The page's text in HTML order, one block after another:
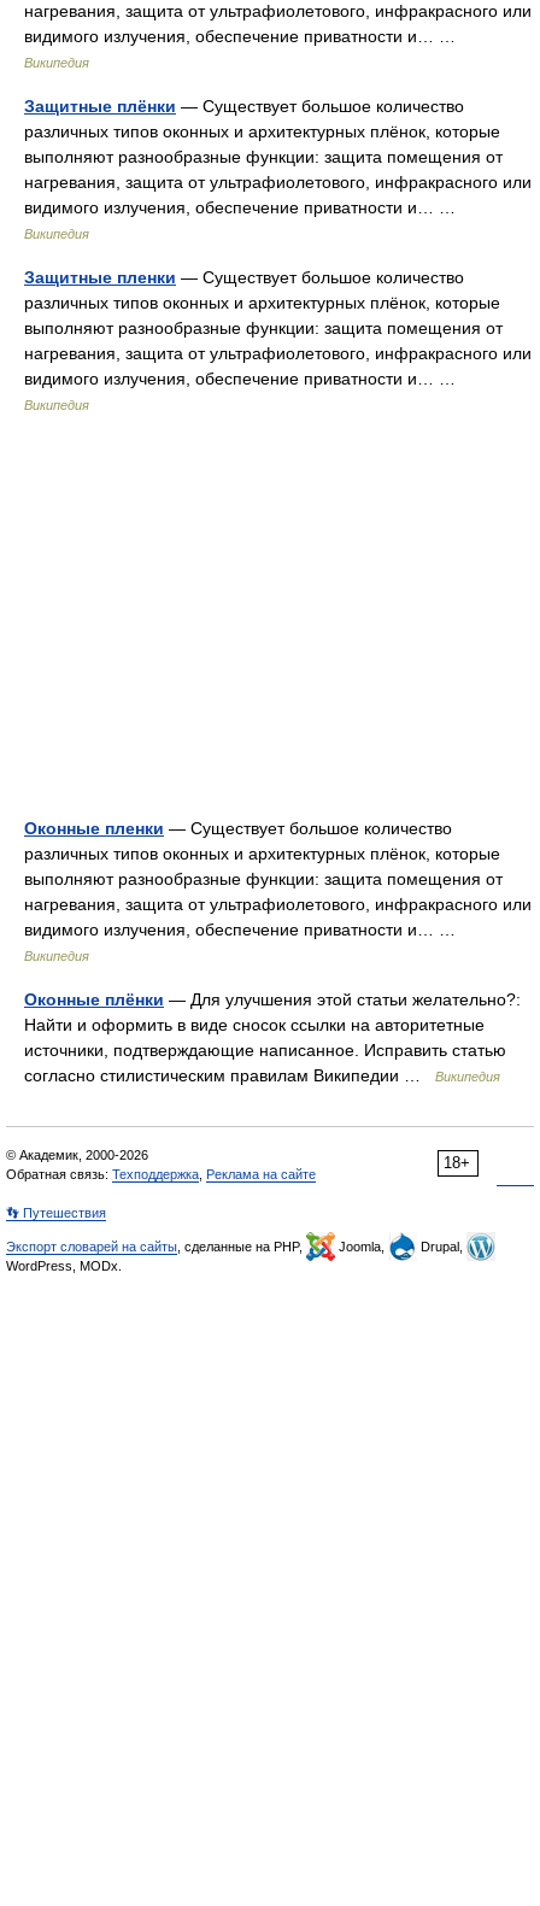
нагревания, защита от ультрафиолетового, инфракрасного или
видимого излучения, обеспечение приватности и… …
Википедия
Защитные плёнки — Существует большое количество
различных типов оконных и архитектурных плёнок, которые
выполняют разнообразные функции: защита помещения от
нагревания, защита от ультрафиолетового, инфракрасного или
видимого излучения, обеспечение приватности и… …
Википедия
Защитные пленки — Существует большое количество
различных типов оконных и архитектурных плёнок, которые
выполняют разнообразные функции: защита помещения от
нагревания, защита от ультрафиолетового, инфракрасного или
видимого излучения, обеспечение приватности и… …
Википедия
Оконные пленки — Существует большое количество
различных типов оконных и архитектурных плёнок, которые
выполняют разнообразные функции: защита помещения от
нагревания, защита от ультрафиолетового, инфракрасного или
видимого излучения, обеспечение приватности и… …
Википедия
Оконные плёнки — Для улучшения этой статьи желательно?:
Найти и оформить в виде сносок ссылки на авторитетные
источники, подтверждающие написанное. Исправить статью
согласно стилистическим правилам Википедии …
Википедия
18+
© Академик, 2000-2026
Обратная связь: Техподдержка Реклама на сайте
👣 Путешествия
Экспорт словарей на сайты , сделанные на PHP, Joomla,
Drupal,
WordPress, MODx.